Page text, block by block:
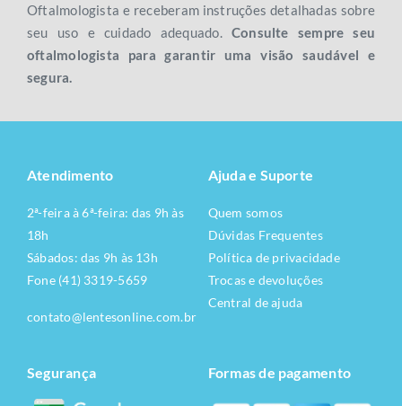
Oftalmologista e receberam instruções detalhadas sobre
seu uso e cuidado adequado. Consulte sempre seu
oftalmologista para garantir uma visão saudável e
segura.
Atendimento
2ª-feira à 6ª-feira: das 9h às
18h
Sábados: das 9h às 13h
Fone (41) 3319-5659
contato@lentesonline.com.br
Ajuda e Suporte
Quem somos
Dúvidas Frequentes
Política de privacidade
Trocas e devoluções
Central de ajuda
Segurança Formas de pagamento